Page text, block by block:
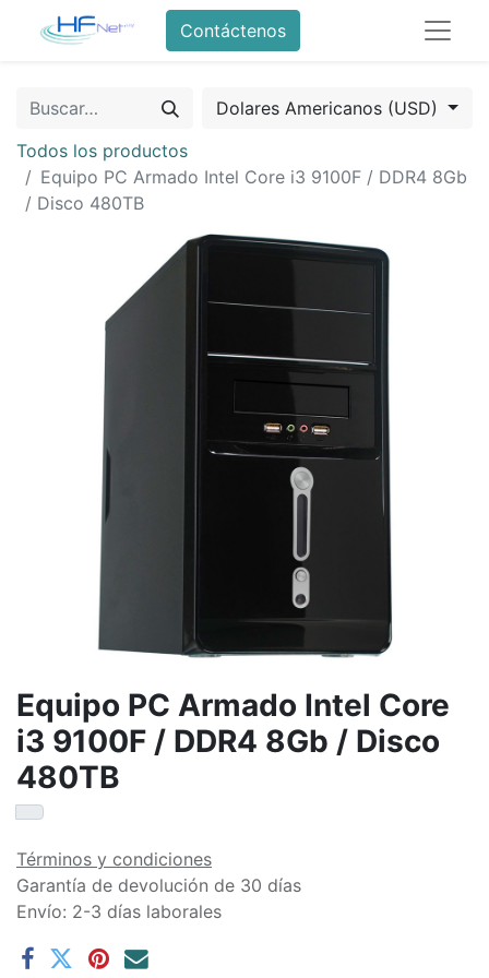
Contáctenos
Dolares Americanos (USD)
Todos los productos
Equipo PC Armado Intel Core i3 9100F / DDR4 8Gb
/ Disco 480TB
Equipo PC Armado Intel Core
i3 9100F / DDR4 8Gb / Disco
480TB
Términos y condiciones
Garantía de devolución de 30 días
Envío: 2-3 días laborales